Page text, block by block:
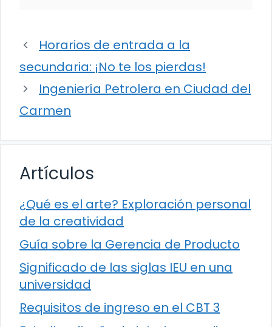
Horarios de entrada a la
secundaria: ¡No te los pierdas!
Ingeniería Petrolera en Ciudad del
Carmen
Artículos
¿Qué es el arte? Exploración personal
de la creatividad
Guía sobre la Gerencia de Producto
Significado de las siglas IEU en una
universidad
Requisitos de ingreso en el CBT 3